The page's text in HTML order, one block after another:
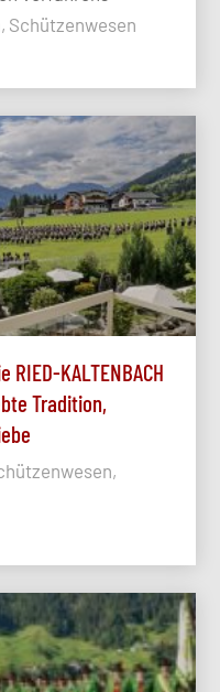
Schützenwesen
KALTENBACH
Tradition,